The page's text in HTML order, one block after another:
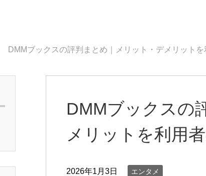
DMMブックスの評判まとめ｜メリット・デメリット
DMMブックスの
メリットを利用
2026年1月3日 エンタメ